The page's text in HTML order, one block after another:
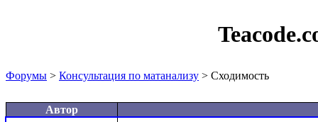
Форумы > Консультация по матанализу > Сходимость
Автор